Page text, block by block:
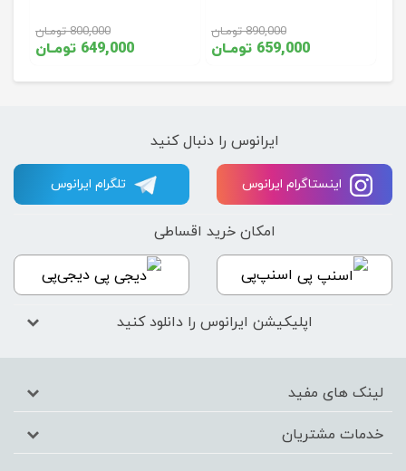
649,000 تومـان
800,000 تومـان
659,000 تومـان
890,000 تومـان
ایرانوس را دنبال کنید
تلگرام ایرانوس اینستاگرام ایرانوس
امکان خرید اقساطی
اسنپ‌پی دیجی‌پی
اپلیکیشن ایرانوس را دانلود کنید
لینک های مفید
خدمات مشتریان